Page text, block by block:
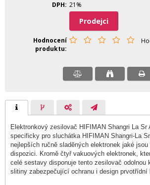
DPH 21%
Prodejci
Hodnocení
produktu
Elektronkový zesilovač HIFIMAN Shangri La Sr
specificky pro sluchátka HIFIMAN Shangri-La
nejlepších ručně sladěných elektronek jaké
dispozici. Kromě čtyř vakuových elektronek,
celé sestavy disponuje tento zesilovač odolnou
slitiny zabezpečující ochranu i design prvotřídní